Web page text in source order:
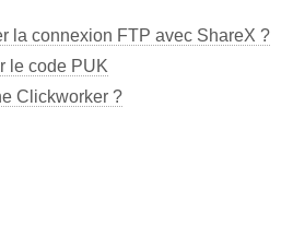
la connexion FTP avec ShareX ?
le code PUK
Clickworker ?